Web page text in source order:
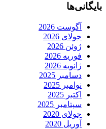
بایگانی‌ها
آگوست 2026
جولای 2026
ژوئن 2026
فوریه 2026
ژانویه 2026
دسامبر 2025
نوامبر 2025
اکتبر 2025
سپتامبر 2025
جولای 2020
آوریل 2020